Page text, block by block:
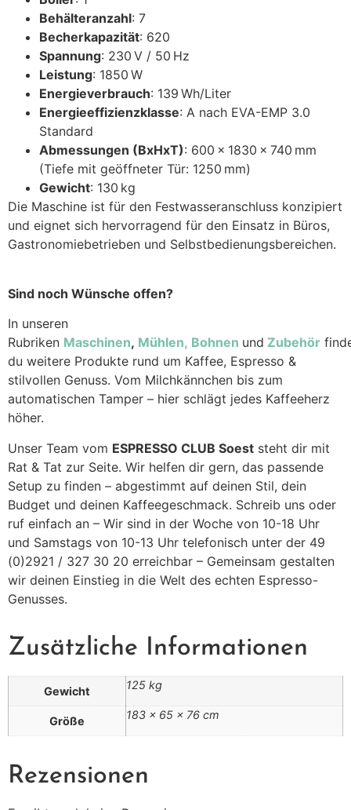
Behälteranzahl: 7
Becherkapazität: 620
Spannung: 230 V / 50 Hz
Leistung: 1850 W
Energieverbrauch: 139 Wh/Liter
Energieeffizienzklasse: A nach EVA-EMP 3.0
Standard
Abmessungen (BxHxT): 600 × 1830 × 740 mm
(Tiefe mit geöffneter Tür: 1250 mm)
Gewicht: 130 kg
Die Maschine ist für den Festwasseranschluss konzipiert
und eignet sich hervorragend für den Einsatz in Büros,
Gastronomiebetrieben und Selbstbedienungsbereichen.
Sind noch Wünsche offen?
In unseren
Rubriken Maschinen, Mühlen, Bohnen und Zubehör
du weitere Produkte rund um Kaffee, Espresso &
stilvollen Genuss. Vom Milchkännchen bis zum
automatischen Tamper – hier schlägt jedes Kaffeeherz
höher.
Unser Team vom ESPRESSO CLUB Soest steht dir mit
Rat & Tat zur Seite. Wir helfen dir gern, das passende
Setup zu finden – abgestimmt auf deinen Stil, dein
Budget und deinen Kaffeegeschmack. Schreib uns oder
ruf einfach an – Wir sind in der Woche von 10-18 Uhr
und Samstags von 10-13 Uhr telefonisch unter der 49
(0)2921 / 327 30 20 erreichbar – Gemeinsam gestalten
wir deinen Einstieg in die Welt des echten Espresso-
Genusses.
Zusätzliche Informationen
Gewicht 125 kg
Größe 183 × 65 × 76 cm
Rezensionen